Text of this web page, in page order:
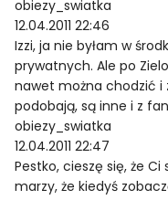
obiezy_swiatka
12.04.2011 22:46
Izzi, ja nie byłam w
prywatnych. Ale po
nawet można chodzić i
podobają, są inne i z
obiezy_swiatka
12.04.2011 22:47
Pestko, cieszę się, że
marzy, że kiedyś